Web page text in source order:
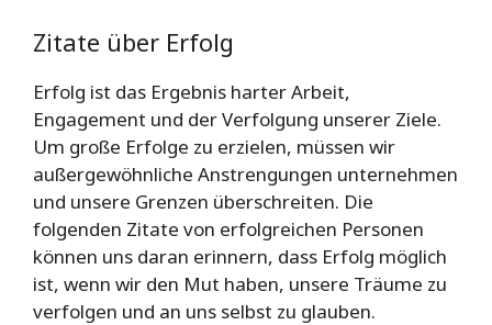
Zitate über Erfolg
Erfolg ist das Ergebnis harter Arbeit,
Engagement und der Verfolgung unserer Ziele.
Um große Erfolge zu erzielen, müssen wir
außergewöhnliche Anstrengungen unternehmen
und unsere Grenzen überschreiten. Die
folgenden Zitate von erfolgreichen Personen
können uns daran erinnern, dass Erfolg möglich
ist, wenn wir den Mut haben, unsere Träume zu
verfolgen und an uns selbst zu glauben.